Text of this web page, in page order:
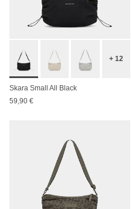
+ 12
Skara Small All Black
59,90 €